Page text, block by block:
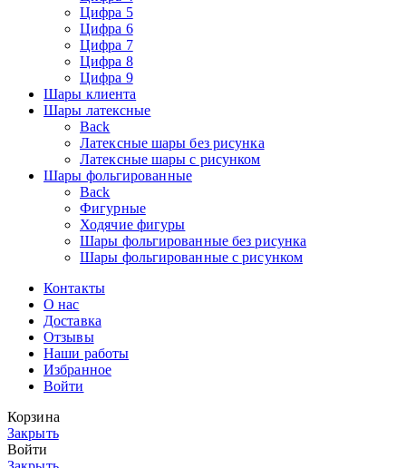
Цифра 5
Цифра 6
Цифра 7
Цифра 8
Цифра 9
Шары клиента
Шары латексные
Back
Латексные шары без рисунка
Латексные шары с рисунком
Шары фольгированные
Back
Фигурные
Ходячие фигуры
Шары фольгированные без рисунка
Шары фольгированные с рисунком
Контакты
О нас
Доставка
Отзывы
Наши работы
Избранное
Войти
Корзина
Закрыть
Войти